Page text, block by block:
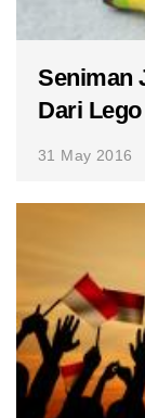
Seniman
Dari Lego
31 May 2016